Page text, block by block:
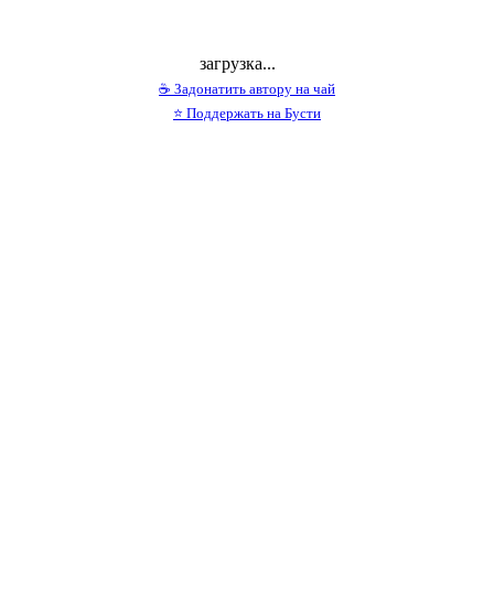
загрузка...
☕ Задонатить автору на чай
⭐ Поддержать на Бусти